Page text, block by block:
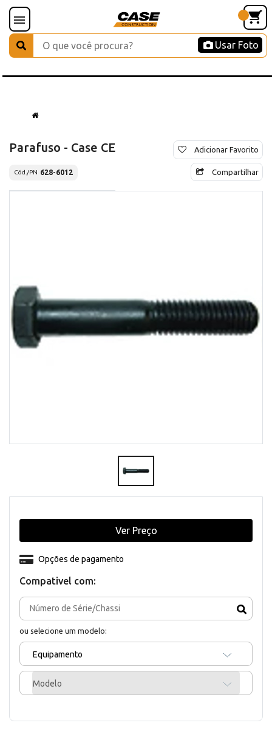
Usar Foto
Parafuso - Case CE
Cód./PN 628-6012
Adicionar Favorito
Compartilhar
Compativel com:
ou selecione um modelo:
Equipamento
Modelo
Opções de pagamento
Ver Preço